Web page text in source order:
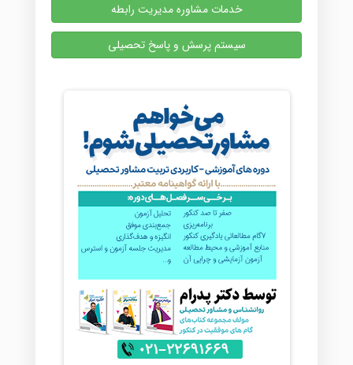
خدمات مشاوره مدیریت رابطه
سیستم پرسش و پاسخ تحصیلی